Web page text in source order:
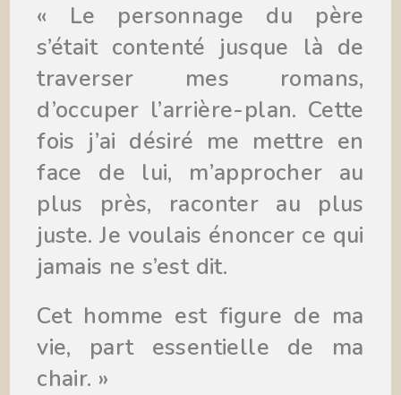
« Le personnage du père
s’était contenté jusque là de
traverser mes romans,
d’occuper l’arrière-plan. Cette
fois j’ai désiré me mettre en
face de lui, m’approcher au
plus près, raconter au plus
juste. Je voulais énoncer ce qui
jamais ne s’est dit.
Cet homme est figure de ma
vie, part essentielle de ma
chair. »